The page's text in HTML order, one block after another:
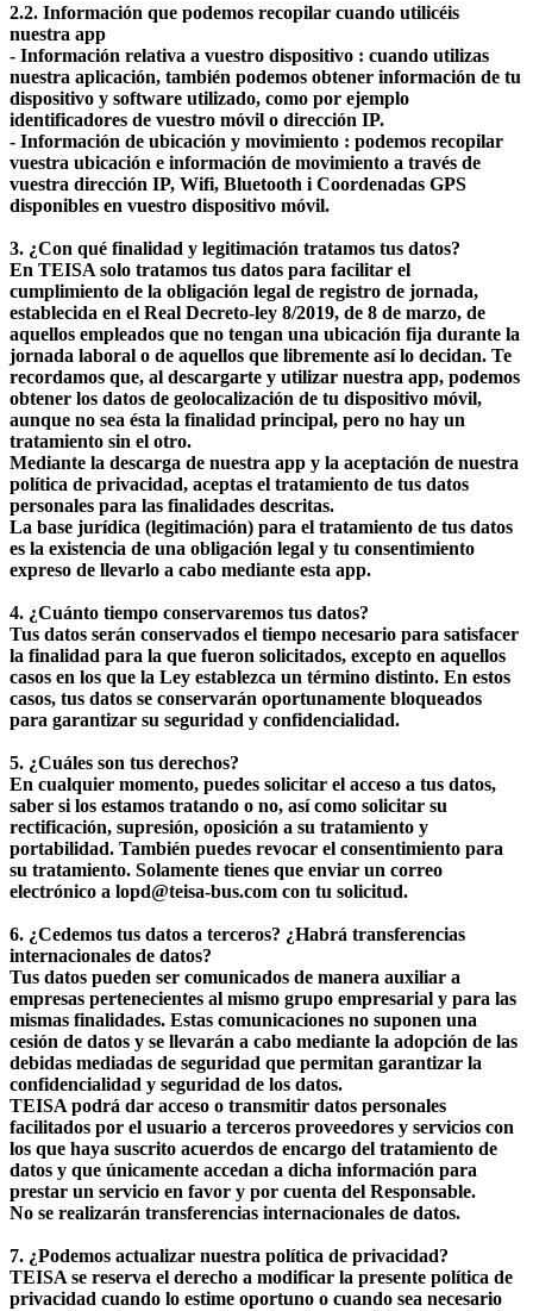
2.2. Información que podemos recopilar cuando utilicéis
nuestra app
- Información relativa a vuestro dispositivo : cuando utilizas
nuestra aplicación, también podemos obtener información de tu
dispositivo y software utilizado, como por ejemplo
identificadores de vuestro móvil o dirección IP.
- Información de ubicación y movimiento : podemos recopilar
vuestra ubicación e información de movimiento a través de
vuestra dirección IP, Wifi, Bluetooth i Coordenadas GPS
disponibles en vuestro dispositivo móvil.
3. ¿Con qué finalidad y legitimación tratamos tus datos?
En TEISA solo tratamos tus datos para facilitar el
cumplimiento de la obligación legal de registro de jornada,
establecida en el Real Decreto-ley 8/2019, de 8 de marzo, de
aquellos empleados que no tengan una ubicación fija durante la
jornada laboral o de aquellos que libremente así lo decidan. Te
recordamos que, al descargarte y utilizar nuestra app, podemos
obtener los datos de geolocalización de tu dispositivo móvil,
aunque no sea ésta la finalidad principal, pero no hay un
tratamiento sin el otro.
Mediante la descarga de nuestra app y la aceptación de nuestra
política de privacidad, aceptas el tratamiento de tus datos
personales para las finalidades descritas.
La base jurídica (legitimación) para el tratamiento de tus datos
es la existencia de una obligación legal y tu consentimiento
expreso de llevarlo a cabo mediante esta app.
4. ¿Cuánto tiempo conservaremos tus datos?
Tus datos serán conservados el tiempo necesario para satisfacer
la finalidad para la que fueron solicitados, excepto en aquellos
casos en los que la Ley establezca un término distinto. En estos
casos, tus datos se conservarán oportunamente bloqueados
para garantizar su seguridad y confidencialidad.
5. ¿Cuáles son tus derechos?
En cualquier momento, puedes solicitar el acceso a tus datos,
saber si los estamos tratando o no, así como solicitar su
rectificación, supresión, oposición a su tratamiento y
portabilidad. También puedes revocar el consentimiento para
su tratamiento. Solamente tienes que enviar un correo
electrónico a lopd@teisa-bus.com con tu solicitud.
6. ¿Cedemos tus datos a terceros? ¿Habrá transferencias
internacionales de datos?
Tus datos pueden ser comunicados de manera auxiliar a
empresas pertenecientes al mismo grupo empresarial y para las
mismas finalidades. Estas comunicaciones no suponen una
cesión de datos y se llevarán a cabo mediante la adopción de las
debidas mediadas de seguridad que permitan garantizar la
confidencialidad y seguridad de los datos.
TEISA podrá dar acceso o transmitir datos personales
facilitados por el usuario a terceros proveedores y servicios con
los que haya suscrito acuerdos de encargo del tratamiento de
datos y que únicamente accedan a dicha información para
prestar un servicio en favor y por cuenta del Responsable.
No se realizarán transferencias internacionales de datos.
7. ¿Podemos actualizar nuestra política de privacidad?
TEISA se reserva el derecho a modificar la presente política de
privacidad cuando lo estime oportuno o cuando sea necesario